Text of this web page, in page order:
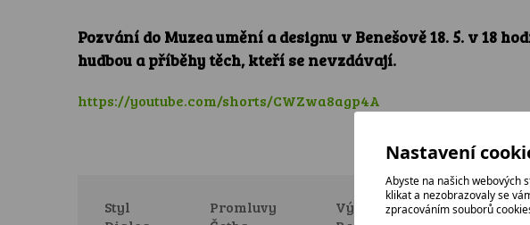
Pozvání do Muzea umění a designu v Benešově 18. 5. v 18
hudbou a příběhy těch, kteří se nevzdávají.
https://youtube.com/shorts/CWZwa8agp4A
Styl
Promluvy
Výstavy
Nastavení
Abyste na našich webových
klikat a nezobrazovaly se
zpracováním souborů